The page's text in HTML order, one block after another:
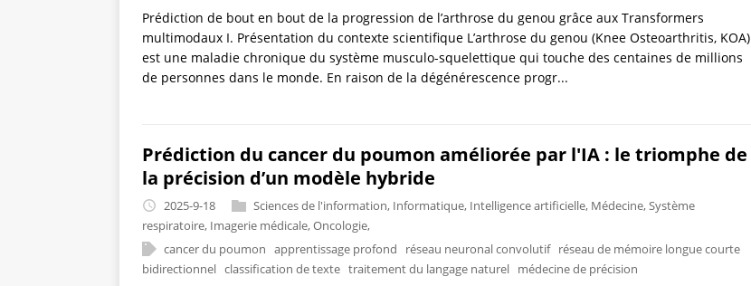
Prédiction de bout en bout de la progression de l’arthrose du genou grâce aux Transformers
multimodaux I. Présentation du contexte scientifique L’arthrose du genou (Knee Osteoarthritis, KOA)
est une maladie chronique du système musculo-squelettique qui touche des centaines de millions
de personnes dans le monde. En raison de la dégénérescence progr...
Prédiction du cancer du poumon améliorée par l'IA : le triomphe de
la précision d’un modèle hybride
2025-9-18 Sciences de l'information, Informatique, Intelligence artificielle, Médecine,Système
respiratoire, Imagerie médicale,Oncologie,
cancer du poumon apprentissage profond réseau neuronal convolutif réseau de mémoire longue courte
bidirectionnel classification de texte traitement du langage naturel médecine de précision